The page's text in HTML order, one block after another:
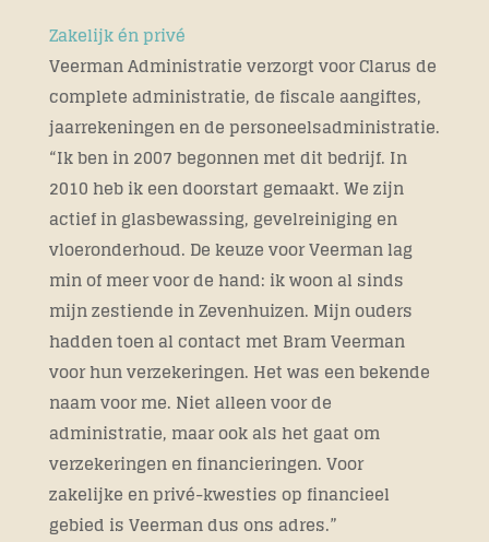
Zakelijk én privé
Veerman Administratie verzorgt voor Clarus de
complete administratie, de fiscale aangiftes,
jaarrekeningen en de personeelsadministratie.
“Ik ben in 2007 begonnen met dit bedrijf. In
2010 heb ik een doorstart gemaakt. We zijn
actief in glasbewassing, gevelreiniging en
vloeronderhoud. De keuze voor Veerman lag
min of meer voor de hand: ik woon al sinds
mijn zestiende in Zevenhuizen. Mijn ouders
hadden toen al contact met Bram Veerman
voor hun verzekeringen. Het was een bekende
naam voor me. Niet alleen voor de
administratie, maar ook als het gaat om
verzekeringen en financieringen. Voor
zakelijke en privé-kwesties op financieel
gebied is Veerman dus ons adres.”